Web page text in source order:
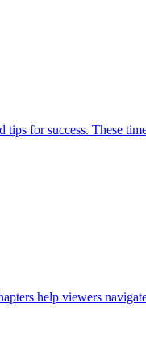
for success. These
help viewers